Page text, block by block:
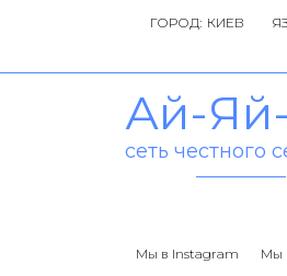
ГОРОД:
Ай-
сеть честного
Мы в Instagram Мы